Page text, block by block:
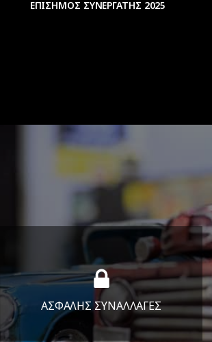
ΕΠΙΣΗΜΟΣ ΣΥΝΕΡΓΑΤΗΣ 2025
ΑΣΦΑΛΗΣ ΣΥΝΑΛΛΑΓΕΣ